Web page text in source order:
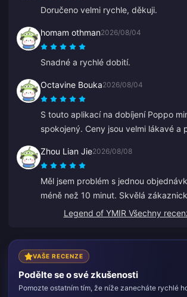
Doručeno velmi rychle, děkuji.
homam othman2026/08/04
Snadné a rychlé dobití.
Octavine Bouka2026/08/04
S touto aplikací na dobíjení Poppo
spokojený. Ceny jsou velmi lákavé a
Zhou Lian Jie2026/08/08
Měl jsem problém s jednou
méně než 10 minut. Skvělá
(dobíjení Genshin Impact).
Legend of YMIR Všechny
VAŠE RECENZE
Podělte se o své zkušenosti
Pomozte ostatním tím, že níže zanecháte rychlé